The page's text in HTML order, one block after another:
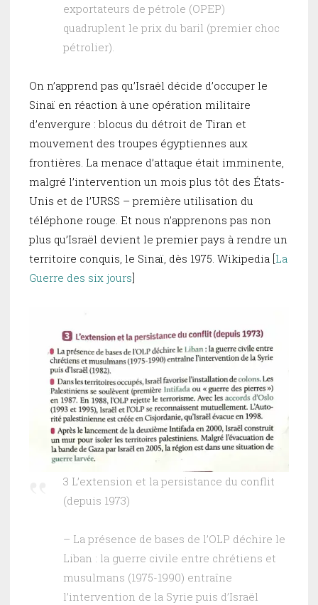
exportateurs de pétrole (OPEP)
quadruplent le prix du baril (premier choc
pétrolier).
On n’apprend pas qu’Israël décide d’occuper le
Sinaï en réaction à une opération militaire
d’envergure : blocus du détroit de Tiran et
mouvement des troupes égyptiennes aux
frontières. La menace d’attaque était imminente,
malgré l’intervention un mois plus tôt des États-
Unis et de l’URSS – première utilisation du
téléphone rouge. Et nous n’apprenons pas non
plus qu’Israël devient le premier pays à rendre un
territoire conquis, le Sinaï, dès 1975. Wikipedia [La
Guerre des six jours]
3 L’extension et la persistance du conflit
(depuis 1973)
– La présence de bases de l’OLP déchire le
Liban : la guerre civile entre chrétiens et
musulmans (1975-1990) entraîne
l’intervention de la Syrie puis d’Israël